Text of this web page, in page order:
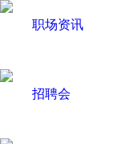
职场资讯
招聘会